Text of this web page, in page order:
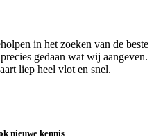
in het zoeken van de beste
gedaan wat wij aangeven.
liep heel vlot en snel.
nieuwe kennis